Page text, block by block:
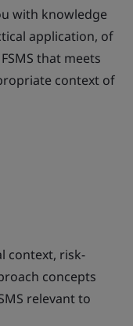
with knowledge
application, of
that meets
context of
context, risk-
concepts
relevant to